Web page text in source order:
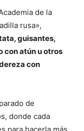
de la
rusa»,
guisantes,
con atún u otros
con
de
donde cada
para hacerla más